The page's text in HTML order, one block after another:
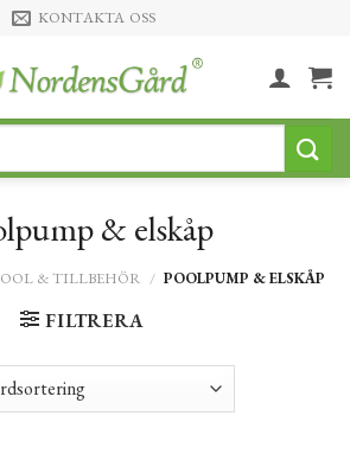
KONTAKTA OSS
& elskåp
& TILLBEHÖR / POOLPUMP & ELSKÅP
FILTRERA